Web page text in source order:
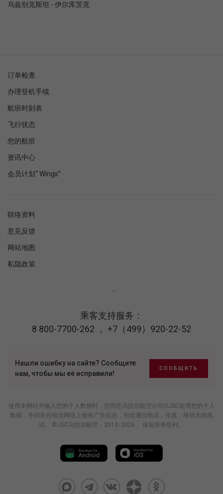
乌兹别克斯坦 - 伊尔库茨克
订单检查
办理登机手续
航班时刻表
飞行状态
您的航班
资讯中心
会员计划“ Wings”
联络资料
意见反馈
网站地图
私隐政策
乘客支持服务：
8 800-7700-262 ， +7（499）920-22-52
Нашли ошибку на сайте? Сообщите
нам, чтобы мы её исправили!
СООБЩИТЬ
使用本网站并输入您的个人数据时，您同意乌拉尔航空公司OJSC处理您的个人
数据，并同意在电信网络上接收广告信息，包括通过电话，传真，移动无线电
话。 ©JSC乌拉尔航空，2013- 2026 。保留所有权利。